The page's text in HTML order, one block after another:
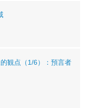
観点（1/6）：預言者